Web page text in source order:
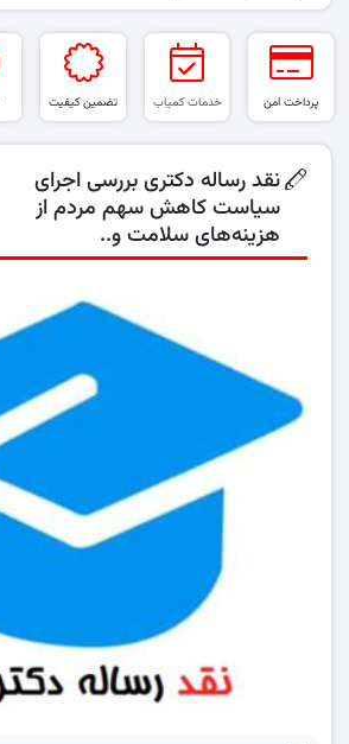
پرداخت امن خدمات کمیاب تضمین کیفیت
نقد رساله دکتری بررسی اجرای
سیاست کاهش سهم مردم از
هزینه‌های سلامت و..